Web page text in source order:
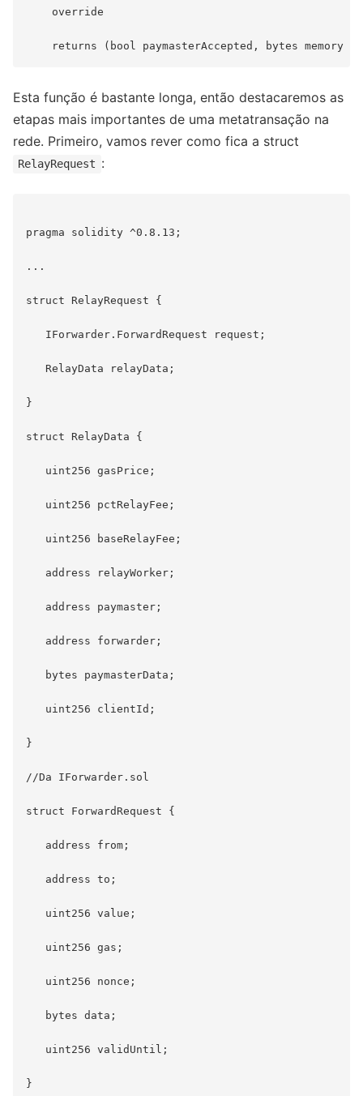
    override
Esta função é bastante longa, então destacaremos as
etapas mais importantes de uma metatransação na
rede. Primeiro, vamos rever como fica a struct
RelayRequest :
pragma solidity ^0.8.13;
...
struct RelayRequest {
   IForwarder.ForwardRequest request;
   RelayData relayData;
}
struct RelayData {
   uint256 gasPrice;
   uint256 pctRelayFee;
   uint256 baseRelayFee;
   address relayWorker;
   address paymaster;
   address forwarder;
   bytes paymasterData;
   uint256 clientId;
}
//Da IForwarder.sol
struct ForwardRequest {
   address from;
   address to;
   uint256 value;
   uint256 gas;
   uint256 nonce;
   bytes data;
   uint256 validUntil;